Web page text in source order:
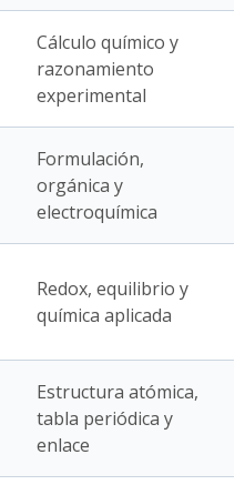
Cálculo químico y
razonamiento
experimental
Formulación,
orgánica y
electroquímica
Redox, equilibrio y
química aplicada
Estructura atómica,
tabla periódica y
enlace